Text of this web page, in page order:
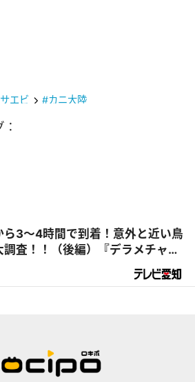
エビ #カニ大陸
ら3～4時間で到着！意外と近い鳥
調査！！（後編）『デラメチャ気